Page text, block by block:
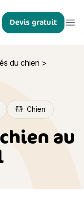
Devis gratuit
du chien >
Chien
au